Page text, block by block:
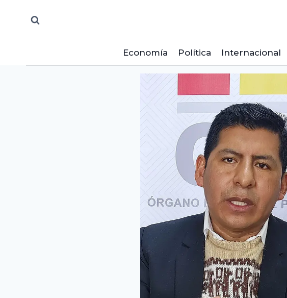
Economía
Política Internacional